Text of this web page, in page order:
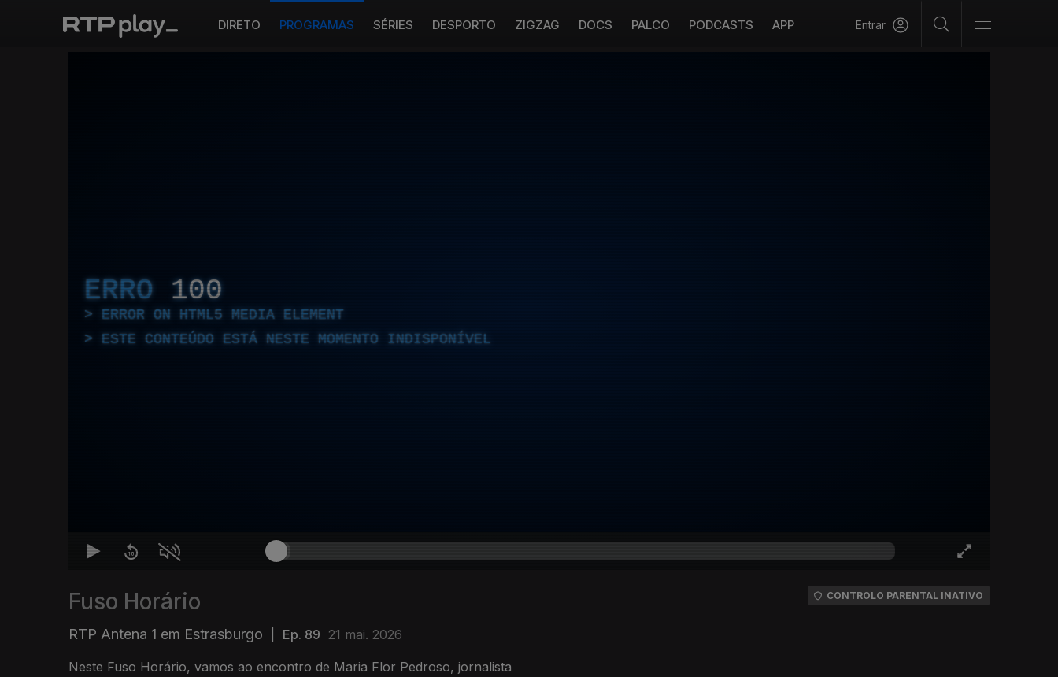
DIRETO PROGRAMAS SÉRIES DESPORTO ZIGZAG DOCS PALCO PODCASTS APP Entrar
ERRO 100
ERROR ON HTML5 MEDIA ELEMENT
ESTE CONTEÚDO ESTÁ NESTE MOMENTO INDISPONÍVEL
Fuso Horário
RTP Antena 1 em Estrasburgo Ep. 89 21 mai. 2026
Neste Fuso Horário, vamos ao encontro de Maria Flor Pedroso, jornalista
CONTROLO PARENTAL INATIVO